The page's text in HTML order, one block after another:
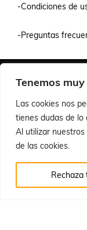
Tenemos
Las cookies nos
tienes dudas de lo
Al utilizar nuestros
de las cookies.
Rechaza
-Condiciones de
-Preguntas